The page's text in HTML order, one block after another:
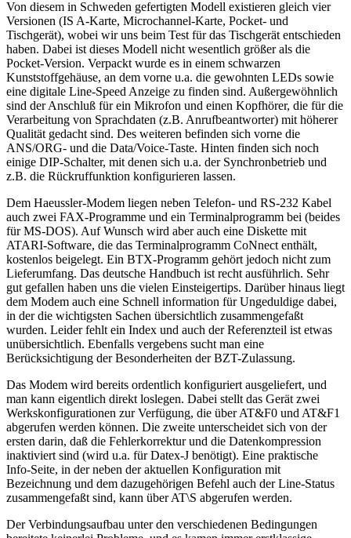
Von diesem in Schweden gefertigten Modell existieren gleich vier
Versionen (IS A-Karte, Microchannel-Karte, Pocket- und
Tischgerät), wobei wir uns beim Test für das Tischgerät entschieden
haben. Dabei ist dieses Modell nicht wesentlich größer als die
Pocket-Version. Verpackt wurde es in einem schwarzen
Kunststoffgehäuse, an dem vorne u.a. die gewohnten LEDs sowie
eine digitale Line-Speed Anzeige zu finden sind. Außergewöhnlich
sind der Anschluß für ein Mikrofon und einen Kopfhörer, die für die
Verarbeitung von Sprachdaten (z.B. Anrufbeantworter) mit höherer
Qualität gedacht sind. Des weiteren befinden sich vorne die
ANS/ORG- und die Data/Voice-Taste. Hinten finden sich noch
einige DIP-Schalter, mit denen sich u.a. der Synchronbetrieb und
z.B. die Rückruffunktion konfigurieren lassen.
Dem Haeussler-Modem liegen neben Telefon- und RS-232 Kabel
auch zwei FAX-Programme und ein Terminalprogramm bei (beides
für MS-DOS). Auf Wunsch wird aber auch eine Diskette mit
ATARI-Software, die das Terminalprogramm CoNnect enthält,
kostenlos beigelegt. Ein BTX-Programm gehört jedoch nicht zum
Lieferumfang. Das deutsche Handbuch ist recht ausführlich. Sehr
gut gefallen haben uns die vielen Einsteigertips. Darüber hinaus liegt
dem Modem auch eine Schnell information für Ungeduldige dabei,
in der die wichtigsten Sachen übersichtlich zusammengefaßt
wurden. Leider fehlt ein Index und auch der Referenzteil ist etwas
unübersichtlich. Ebenfalls vergebens sucht man eine
Berücksichtigung der Besonderheiten der BZT-Zulassung.
Das Modem wird bereits ordentlich konfiguriert ausgeliefert, und
man kann eigentlich direkt loslegen. Dabei stellt das Gerät zwei
Werkskonfigurationen zur Verfügung, die über AT&F0 und AT&F1
abgerufen werden können. Die zweite unterscheidet sich von der
ersten darin, daß die Fehlerkorrektur und die Datenkompression
inaktiviert sind (wird u.a. für Datex-J benötigt). Eine praktische
Info-Seite, in der neben der aktuellen Konfiguration mit
Bezeichnung und dem dazugehörigen Befehl auch der Line-Status
zusammengefaßt sind, kann über AT\S abgerufen werden.
Der Verbindungsaufbau unter den verschiedenen Bedingungen